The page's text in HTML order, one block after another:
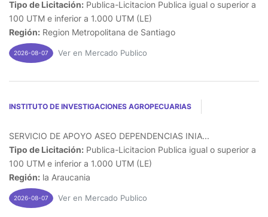
Tipo de Licitación: Publica-Licitacion Publica igual o superior a
100 UTM e inferior a 1.000 UTM (LE)
Región: Region Metropolitana de Santiago
2026-08-07 Ver en Mercado Publico
INSTITUTO DE INVESTIGACIONES AGROPECUARIAS
SERVICIO DE APOYO ASEO DEPENDENCIAS INIA...
Tipo de Licitación: Publica-Licitacion Publica igual o superior a
100 UTM e inferior a 1.000 UTM (LE)
Región: la Araucania
2026-08-07 Ver en Mercado Publico